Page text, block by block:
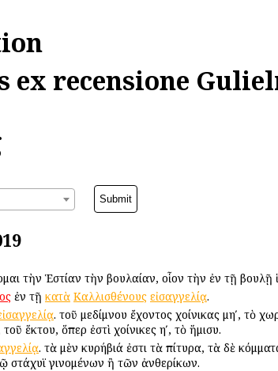
ex recensione
τὴν Ἑστίαν τὴν βουλαίαν, οἷον τὴν ἐν τῇ βουλῇ
ἐν τῇ κατὰ Καλλισθένους εἰσαγγελίᾳ.
. τοῦ μεδίμνου ἔχοντος χοίνικας μηʹ, τὸ
ἕκτου, ὅπερ ἐστὶ χοίνικες ηʹ, τὸ ἥμισυ.
. τὰ μὲν κυρήβιά ἐστι τὰ πίτυρα, τὰ δὲ
στάχυϊ γινομένων ἢ τῶν ἀνθερίκων.